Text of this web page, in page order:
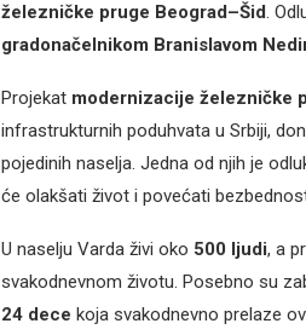
železničke pruge Beograd–Šid.
gradonačelnikom Branislavom
Projekat modernizacije železničke
infrastrukturnih poduhvata u Srbiji,
pojedinih naselja. Jedna od njih je
će olakšati život i povećati
U naselju Varda živi oko 500 ljudi, a
svakodnevnom životu. Posebno su
24 dece koja svakodnevno prelaze